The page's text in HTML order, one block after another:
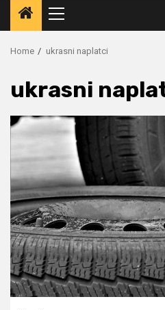
Primary
Menu
Home ukrasni naplatci
ukrasni